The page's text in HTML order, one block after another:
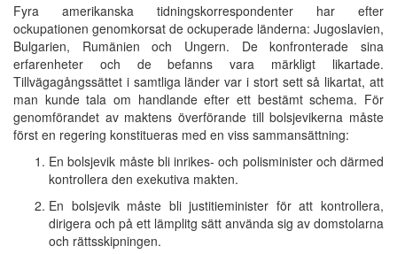
Fyra amerikanska tidningskorrespondenter har efter
ockupationen genomkorsat de ockuperade länderna: Jugoslavien,
Bulgarien, Rumänien och Ungern. De konfronterade sina
erfarenheter och de befanns vara märkligt likartade.
Tillvägagångssättet i samtliga länder var i stort sett så likartat, att
man kunde tala om handlande efter ett bestämt schema. För
genomförandet av maktens överförande till bolsjevikerna måste
först en regering konstitueras med en viss sammansättning:
En bolsjevik måste bli inrikes- och polisminister och därmed
kontrollera den exekutiva makten.
En bolsjevik måste bli justitieminister för att kontrollera,
dirigera och på ett lämplitg sätt använda sig av domstolarna
och rättsskipningen.